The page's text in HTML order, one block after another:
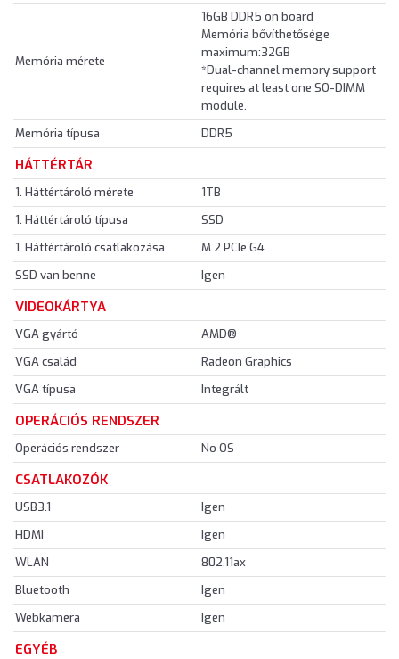
Memória mérete
16GB DDR5 on board
Memória bővíthetősége
maximum:32GB
*Dual-channel memory support
requires at least one SO-DIMM
module.
Memória típusa
DDR5
HÁTTÉRTÁR
1. Háttértároló mérete
1TB
1. Háttértároló típusa
SSD
1. Háttértároló csatlakozása
M.2 PCIe G4
SSD van benne
Igen
VIDEOKÁRTYA
VGA gyártó
AMD®
VGA család
Radeon Graphics
VGA típusa
Integrált
OPERÁCIÓS RENDSZER
Operációs rendszer No OS
CSATLAKOZÓK
USB3.1
Igen
HDMI
Igen
WLAN
802.11ax
Bluetooth
Igen
Webkamera
Igen
EGYÉB